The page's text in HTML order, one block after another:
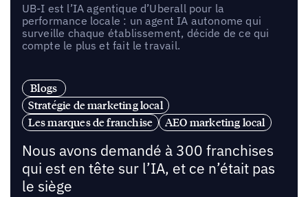
UB-I est l’IA agentique d’Uberall pour la
performance locale : un agent IA autonome qui
surveille chaque établissement, décide de ce qui
compte le plus et fait le travail.
Blogs
Stratégie de marketing local
Les marques de franchise
AEO marketing local
Nous avons demandé à 300 franchises
qui est en tête sur l’IA, et ce n’était pas
le siège